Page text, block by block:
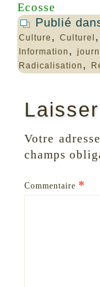
Ecosse
Publié
Culture , Culturel ,
Information ,
Radicalisation ,
Votre
champs
Commentaire *